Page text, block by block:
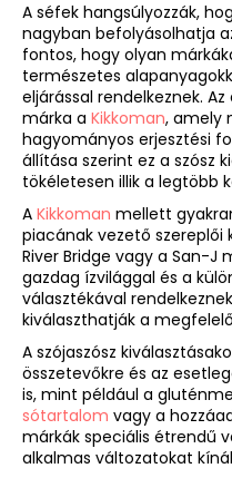
A séfek hangsúlyozzák,
nagyban befolyásolhatja
fontos, hogy olyan
természetes
eljárással rendelkeznek.
márka a Kikkoman, amely
hagyományos erjesztési
állítása szerint ez a szósz
tökéletesen illik a legtöbb
A Kikkoman mellett
piacának vezető szereplői
River Bridge vagy a San-J
gazdag ízvilággal és a
választékával
kiválaszthatják a
A szójaszósz
összetevőkre és az
is, mint például a
sótartalom vagy a
márkák speciális étrendű
alkalmas változatokat